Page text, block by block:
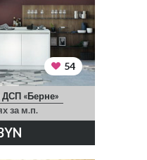
54
ДСП «Берне»
за м.п.